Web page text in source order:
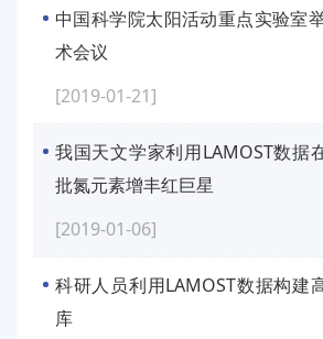
中国科学院太阳活动重点实验室
术会议
[2019-01-21]
我国天文学家利用LAMOST数据
批氮元素增丰红巨星
[2019-01-06]
科研人员利用LAMOST数据构建
库